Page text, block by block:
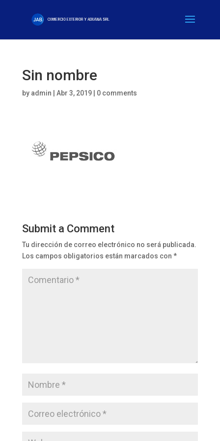
Sin nombre
by admin Abr 3, 2019| 0 comments
Submit a Comment
Tu dirección de correo electrónico no será publicada.
Los campos obligatorios están marcados con *